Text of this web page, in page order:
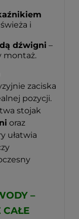
i
dźwigni –
montaż.
zaciska
pozycji.
stojak
oraz
ułatwia
–
CAŁE